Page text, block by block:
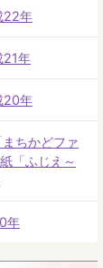
22年
21年
20年
ちかどファ
「ふじえ～
年